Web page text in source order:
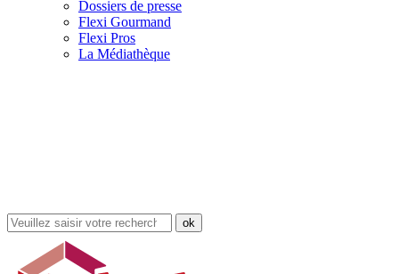
Dossiers de presse
Flexi Gourmand
Flexi Pros
La Médiathèque
Rechercher
dans
site